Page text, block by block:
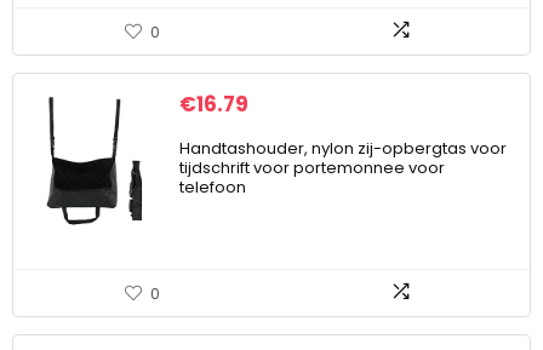
0
€16.79
Handtashouder, nylon zij-opbergtas voor
tijdschrift voor portemonnee voor
telefoon
0